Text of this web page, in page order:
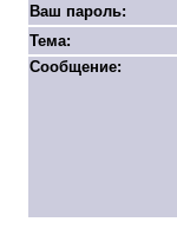
Ваш пароль:
Тема:
Сообщение: